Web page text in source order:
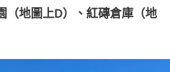
（地圖上D）、紅磚倉庫（地